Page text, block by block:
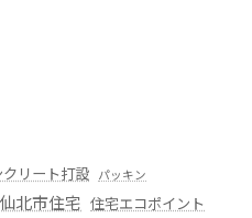
クリート打設 パッキン
仙北市住宅 住宅エコポイント